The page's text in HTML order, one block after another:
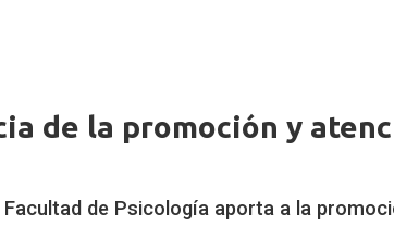
de la promoción y
Facultad de Psicología aporta a la